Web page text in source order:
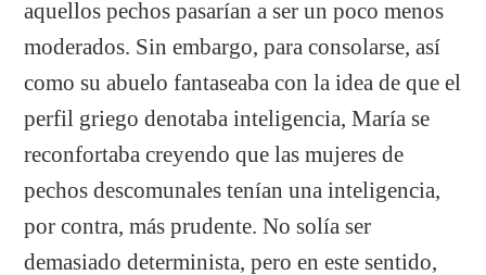
aquellos pechos pasarían a ser un poco menos
moderados. Sin embargo, para consolarse, así
como su abuelo fantaseaba con la idea de que el
perfil griego denotaba inteligencia, María se
reconfortaba creyendo que las mujeres de
pechos descomunales tenían una inteligencia,
por contra, más prudente. No solía ser
demasiado determinista, pero en este sentido,